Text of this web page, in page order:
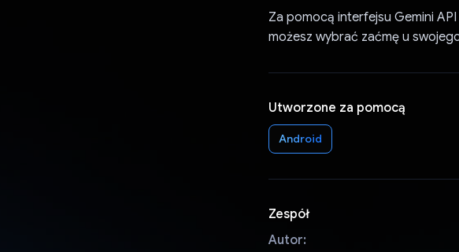
Za pomocą interfejsu Gemini
możesz wybrać zaćmę u
Utworzone za pomocą
Android
Zespół
Autor: